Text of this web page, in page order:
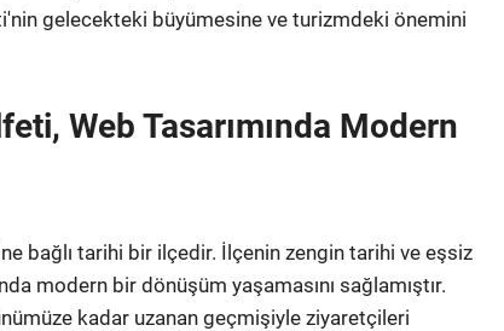
gelecekteki büyümesine ve turizmdeki önemini
Web Tasarımında Modern
bağlı tarihi bir ilçedir. İlçenin zengin tarihi ve eşsiz
modern bir dönüşüm yaşamasını sağlamıştır.
kadar uzanan geçmişiyle ziyaretçileri